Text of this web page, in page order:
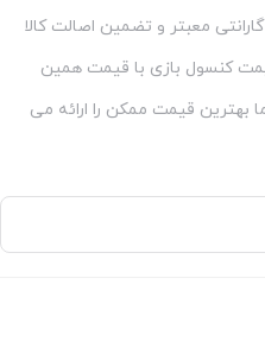
معبتر و تضمین اصالت کالا
کنسول بازی با قیمت همین
بهترین قیمت ممکن را ارائه می